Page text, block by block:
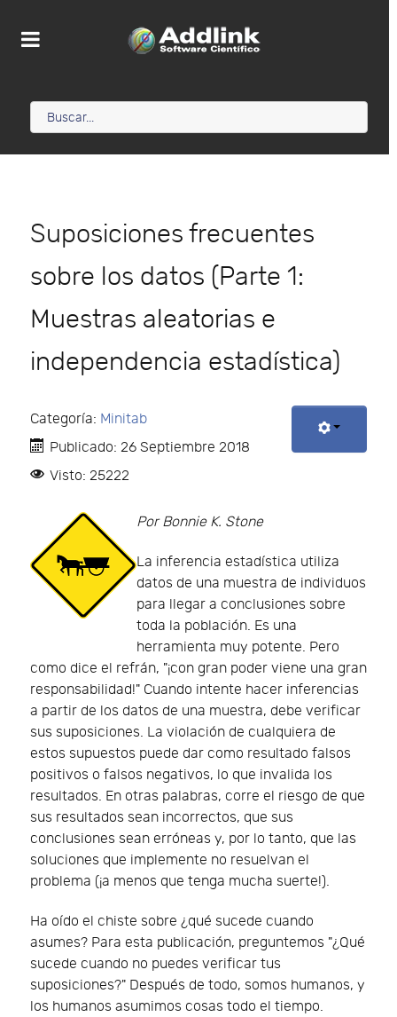
Suposiciones frecuentes
sobre los datos (Parte 1:
Muestras aleatorias e
independencia estadística)
Categoría: Minitab
Publicado: 26 Septiembre 2018
Visto: 25222
Por Bonnie K. Stone
La inferencia estadística utiliza
datos de una muestra de individuos
para llegar a conclusiones sobre
toda la población. Es una
herramienta muy potente. Pero
como dice el refrán, "¡con gran poder viene una gran
responsabilidad!" Cuando intente hacer inferencias
a partir de los datos de una muestra, debe verificar
sus suposiciones. La violación de cualquiera de
estos supuestos puede dar como resultado falsos
positivos o falsos negativos, lo que invalida los
resultados. En otras palabras, corre el riesgo de que
sus resultados sean incorrectos, que sus
conclusiones sean erróneas y, por lo tanto, que las
soluciones que implemente no resuelvan el
problema (¡a menos que tenga mucha suerte!).
Ha oído el chiste sobre ¿qué sucede cuando
asumes? Para esta publicación, preguntemos "¿Qué
sucede cuando no puedes verificar tus
suposiciones?" Después de todo, somos humanos, y
los humanos asumimos cosas todo el tiempo.